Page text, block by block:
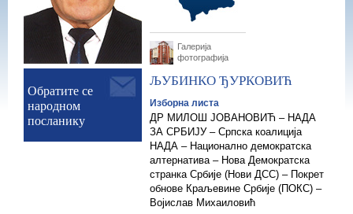
Обратите се
народном
посланику
Галерија
фотографија
ЉУБИНКОЂУРКОВИЋ
Изборна листа
ДР МИЛОШ ЈОВАНОВИЋ – НАДА
ЗА СРБИЈУ – Српска коалиција
НАДА – Национално демократска
алтернатива – Нова Демократска
странка Србије (Нoви ДСС) – Покрет
обнове Краљевине Србије (ПОКС) –
Војислав Михаиловић